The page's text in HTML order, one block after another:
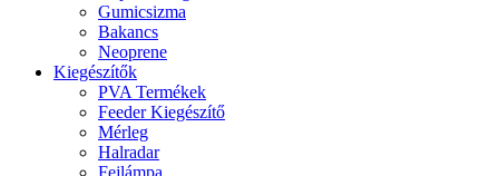
Gumicsizma
Bakancs
Neoprene
Kiegészítők
PVA Termékek
Feeder Kiegészítő
Mérleg
Halradar
Fejlámpa